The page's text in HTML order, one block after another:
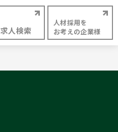
求人検索
人材採用を
お考えの企業様